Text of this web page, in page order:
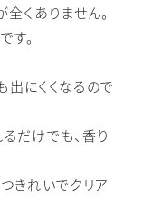
くありません。
す。
にくくなるので
だけでも、香り
きれいでクリア